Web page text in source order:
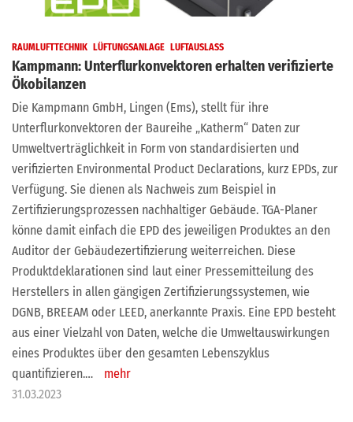
RAUMLUFTTECHNIK LÜFTUNGSANLAGE LUFTAUSLASS
Kampmann: Unterflurkonvektoren erhalten verifizierte
Ökobilanzen
Die Kampmann GmbH, Lingen (Ems), stellt für ihre
Unterflurkonvektoren der Baureihe „Katherm“ Daten zur
Umweltverträglichkeit in Form von standardisierten und
verifizierten Environmental Product Declarations, kurz EPDs, zur
Verfügung. Sie dienen als Nachweis zum Beispiel in
Zertifizierungsprozessen nachhaltiger Gebäude. TGA-Planer
könne damit einfach die EPD des jeweiligen Produktes an den
Auditor der Gebäudezertifizierung weiterreichen. Diese
Produktdeklarationen sind laut einer Pressemitteilung des
Herstellers in allen gängigen Zertifizierungssystemen, wie
DGNB, BREEAM oder LEED, anerkannte Praxis. Eine EPD besteht
aus einer Vielzahl von Daten, welche die Umweltauswirkungen
eines Produktes über den gesamten Lebenszyklus
quantifizieren.…
mehr
31.03.2023